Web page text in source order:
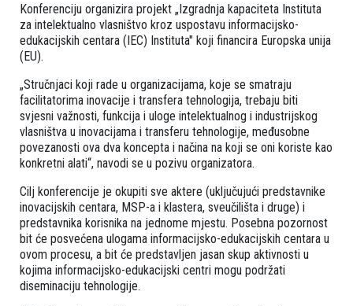
Konferenciju organizira projekt „Izgradnja kapaciteta Instituta
za intelektualno vlasništvo kroz uspostavu informacijsko-
edukacijskih centara (IEC) Instituta" koji financira Europska unija
(EU).
„Stručnjaci koji rade u organizacijama, koje se smatraju
facilitatorima inovacije i transfera tehnologija, trebaju biti
svjesni važnosti, funkcija i uloge intelektualnog i industrijskog
vlasništva u inovacijama i transferu tehnologije, međusobne
povezanosti ova dva koncepta i načina na koji se oni koriste kao
konkretni alati“, navodi se u pozivu organizatora.
Cilj konferencije je okupiti sve aktere (uključujući predstavnike
inovacijskih centara, MSP-a i klastera, sveučilišta i druge) i
predstavnika korisnika na jednome mjestu. Posebna pozornost
bit će posvećena ulogama informacijsko-edukacijskih centara u
ovom procesu, a bit će predstavljen jasan skup aktivnosti u
kojima informacijsko-edukacijski centri mogu podržati
diseminaciju tehnologije.